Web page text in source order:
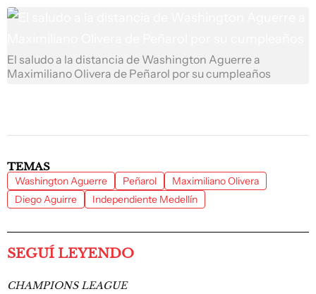
El saludo a la distancia de Washington Aguerre a
Maximiliano Olivera de Peñarol por su cumpleaños
TEMAS
Washington Aguerre Peñarol
Maximiliano Olivera
Diego Aguirre
Independiente Medellín
SEGUÍ LEYENDO
CHAMPIONS LEAGUE